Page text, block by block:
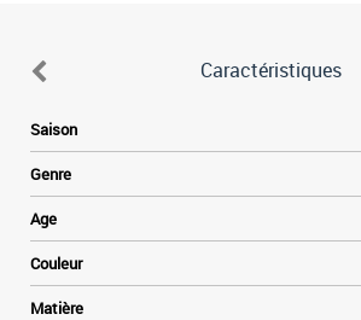
Caractéristiques
Saison
Genre
Age
Couleur
Matière